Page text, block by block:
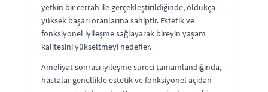
yetkin bir cerrah ile gerçekleştirildiğinde, oldukça
yüksek başarı oranlarına sahiptir. Estetik ve
fonksiyonel iyileşme sağlayarak bireyin yaşam
kalitesini yükseltmeyi hedefler.
Ameliyat sonrası iyileşme süreci tamamlandığında,
hastalar genellikle estetik ve fonksiyonel açıdan